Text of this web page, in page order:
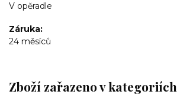
V opěradle
Záruka
24 měsíců
Zboží zařazeno v kategoriích